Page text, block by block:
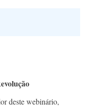
deste webinário,